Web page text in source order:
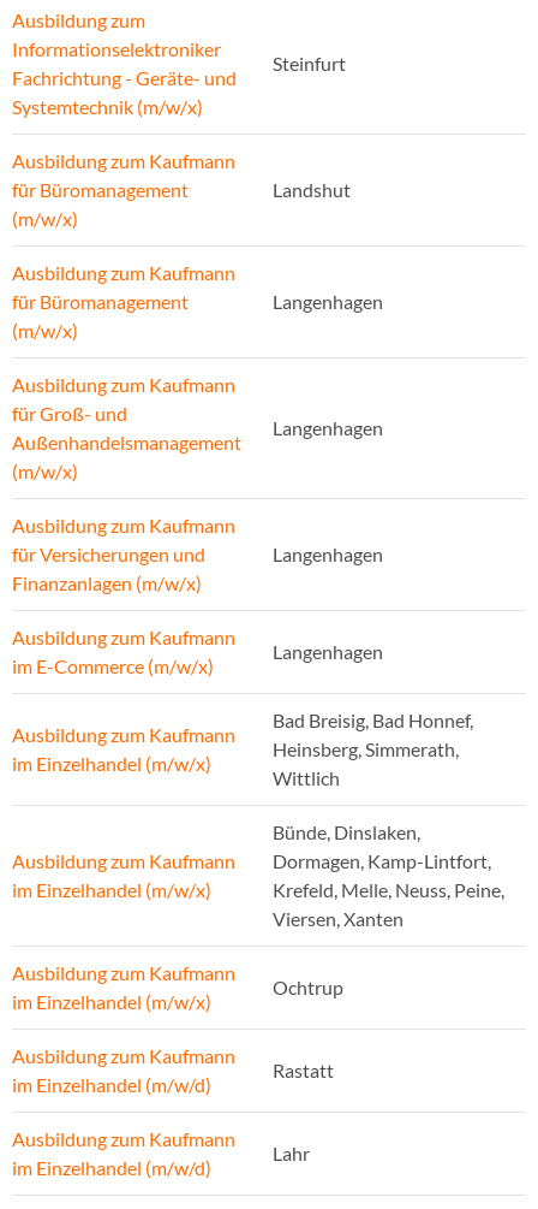
Ausbildung zum
Informationselektroniker
Fachrichtung - Geräte- und
Systemtechnik (m/w/x)
Steinfurt
Ausbildung zum Kaufmann
für Büromanagement
(m/w/x)
Landshut
Ausbildung zum Kaufmann
für Büromanagement
(m/w/x)
Langenhagen
Ausbildung zum Kaufmann
für Groß- und
Außenhandelsmanagement
(m/w/x)
Langenhagen
Ausbildung zum Kaufmann
für Versicherungen und
Finanzanlagen (m/w/x)
Langenhagen
Ausbildung zum Kaufmann
im E-Commerce (m/w/x)
Langenhagen
Ausbildung zum Kaufmann
im Einzelhandel (m/w/x)
Bad Breisig, Bad Honnef,
Heinsberg, Simmerath,
Wittlich
Ausbildung zum Kaufmann
im Einzelhandel (m/w/x)
Bünde, Dinslaken,
Dormagen, Kamp-Lintfort,
Krefeld, Melle, Neuss, Peine,
Viersen, Xanten
Ausbildung zum Kaufmann
im Einzelhandel (m/w/x)
Ochtrup
Ausbildung zum Kaufmann
im Einzelhandel (m/w/d)
Rastatt
Ausbildung zum Kaufmann
im Einzelhandel (m/w/d)
Lahr